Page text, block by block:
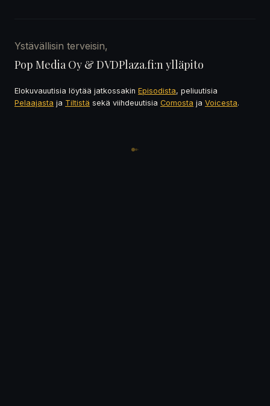
Ystävällisin terveisin,
Pop Media Oy & DVDPlaza.fi:n ylläpito
Elokuvauutisia löytää jatkossakin Episodista, peliuutisia
Pelaajasta ja Tiltistä sekä viihdeuutisia Comosta ja Voicesta.